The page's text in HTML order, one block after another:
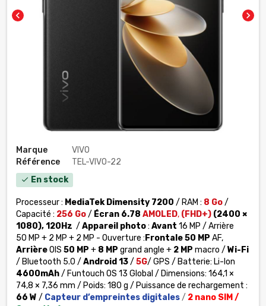
chevron_left chevron_right
Marque
VIVO
Référence
TEL-VIVO-22
check En stock
Processeur : MediaTek Dimensity 7200 / RAM : 8 Go/
Capacité : 256 Go/ Écran 6.78 AMOLED, (FHD+) (2400 ×
1080), 120Hz / Appareil photo: Avant 16 MP / Arrière
50 MP + 2 MP + 2 MP - Ouverture : Frontale50 MP AF,
ArrièreOIS 50 MP + 8 MP grand angle + 2 MP macro / Wi-Fi
/ Bluetooth 5.0 / Android 13/ 5G/ GPS / Batterie: Li-Ion
4600mAh/ Funtouch OS 13 Global / Dimensions: 164,1 ×
74,8 × 7,36 mm / Poids: 180 g / Puissance de rechargement :
66 W / Capteur d’empreintes digitales/ 2 nano SIM /